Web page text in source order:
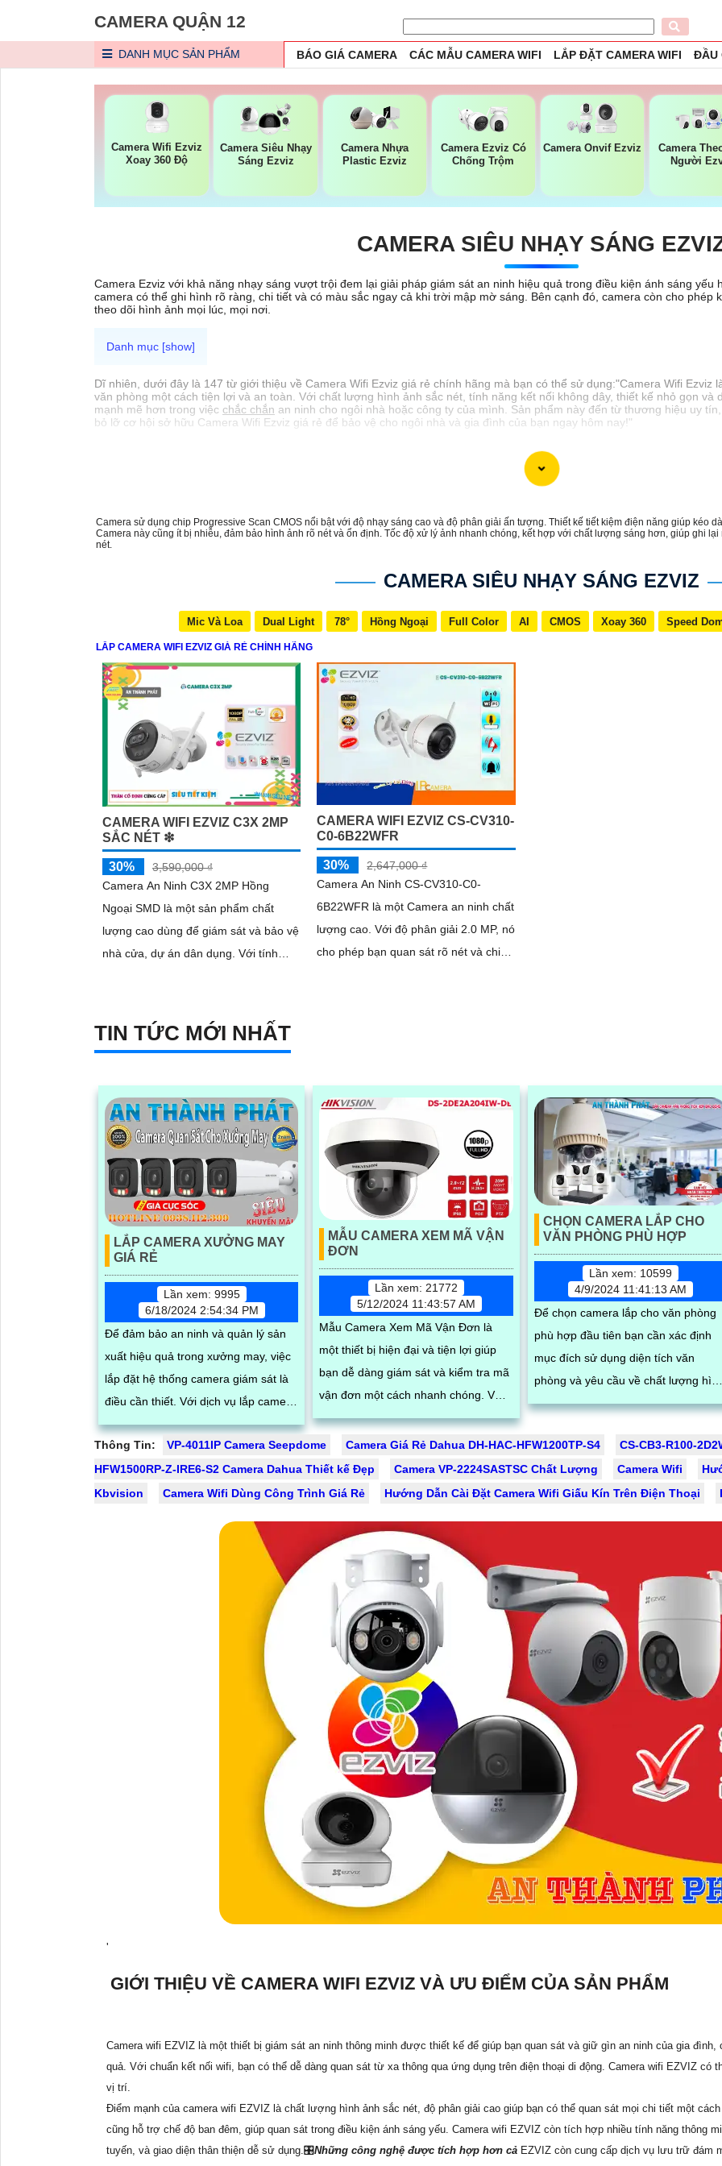
CAMERA QUẬN 12
DANH MỤC SẢN PHẨM BÁO GIÁ CAMERA CÁC MẪU CAMERA WIFI LẮP ĐẶT CAMERA WIFI ĐẦU
Camera Wifi Ezviz
Xoay 360 Độ
Camera Siêu Nhạy
Sáng Ezviz
Camera Nhựa
Plastic Ezviz
Camera Ezviz Có
Chống Trộm
Camera Onvif Ezviz
Camera
Người
CAMERA SIÊU NHẠY SÁNG
Camera Ezviz với khả năng nhạy sáng vượt trội đem lại giải pháp giám sát an ninh hiệu quả trong điều kiện ánh sáng
camera có thể ghi hình rõ ràng, chi tiết và có màu sắc ngay cả khi trời mập mờ sáng. Bên cạnh đó, camera còn cho
theo dõi hình ảnh mọi lúc, mọi nơi.
Dĩ nhiên, dưới đây là 147 từ giới thiệu về Camera Wifi Ezviz giá rẻ chính hãng mà bạn có thể sử dụng:"Camera Wifi Ezviz
văn phòng một cách tiện lợi và an toàn. Với chất lượng hình ảnh sắc nét, tính năng kết nối không dây, thiết kế nhỏ gọn và
mạnh mẽ hơn trong việc chắc chắn an ninh cho ngôi nhà hoặc công ty của mình. Sản phẩm này đến từ thương hiệu uy
bỏ lỡ cơ hội sở hữu Camera Wifi Ezviz giá rẻ để bảo vệ cho ngôi nhà và gia đình của bạn ngay hôm nay!"
Camera sử dụng chip Progressive Scan CMOS nổi bật với độ nhạy sáng cao và độ phân giải ấn tượng. Thiết kế tiết kiệm điện năng giúp kéo
Camera này cũng ít bị nhiễu, đảm bảo hình ảnh rõ nét và ổn định. Tốc độ xử lý ảnh nhanh chóng, kết hợp với chất lượng sáng hơn, giúp ghi
nét.
CAMERA SIÊU NHẠY SÁNG EZVIZ
Mic Và Loa Dual Light 78° Hồng Ngoại Full Color AI CMOS Xoay 360 Speed
LẮP CAMERA WIFI EZVIZ GIÁ RẺ CHÍNH HÃNG
CAMERA WIFI EZVIZ C3X 2MP
SẮC NÉT ❇
30%
3,590,000 ₫
Camera An Ninh C3X 2MP Hồng
Ngoại SMD là một sản phẩm chất
lượng cao dùng để giám sát và bảo vệ
nhà cửa, dự án dân dụng. Với tính
ngay cả trong điều kiện ánh sáng yếu
CAMERA WIFI EZVIZ CS-CV310-
C0-6B22WFR
30%
2,647,000 ₫
Camera An Ninh CS-CV310-C0-
6B22WFR là một Camera an ninh chất
lượng cao. Với độ phân giải 2.0 MP, nó
cho phép bạn quan sát rõ nét và chi
TIN TỨC MỚI NHẤT
LẮP CAMERA XƯỞNG MAY
GIÁ RẺ
Lần xem: 9995
6/18/2024 2:54:34 PM
Để đảm bảo an ninh và quản lý sản
xuất hiệu quả trong xưởng may, việc
lắp đặt hệ thống camera giám sát là
điều cần thiết. Với dịch vụ lắp camera
xưởng may giá rẻ của chúng tôi,...
MẪU CAMERA XEM MÃ VẬN
ĐƠN
Lần xem: 21772
5/12/2024 11:43:57 AM
Mẫu Camera Xem Mã Vận Đơn là
một thiết bị hiện đại và tiện lợi giúp
bạn dễ dàng giám sát và kiểm tra mã
vận đơn một cách nhanh chóng. Với
chất lượng hình ảnh sắc nét và khả
năng...
CHỌN CAMERA LẮP CHO
VĂN PHÒNG PHÙ HỢP
Lần xem: 10599
4/9/2024 11:41:13 AM
Để chọn camera lắp cho văn phòng
phù hợp đầu tiên bạn cần xác định
mục đích sử dụng diện tích văn
phòng và yêu cầu về chất lượng
ảnh thiết kế camera đạt tính mỹ
Thông Tin:
VP-4011IP Camera Seepdome Camera Giá Rẻ Dahua DH-HAC-HFW1200TP-S4
CS-CB3-R100-
HFW1500RP-Z-IRE6-S2 Camera Dahua Thiết kế Đẹp
Camera VP-2224SASTSC Chất Lượng Camera Wifi
Kbvision
Camera Wifi Dùng Công Trình Giá Rẻ Hướng Dẫn Cài Đặt Camera Wifi Giấu Kín Trên Điện Thoại
'
GIỚI THIỆU VỀ CAMERA WIFI EZVIZ VÀ ƯU ĐIỂM CỦA SẢN PHẨM
Camera wifi EZVIZ là một thiết bị giám sát an ninh thông minh được thiết kế để giúp bạn quan sát và giữ gìn an ninh của gia
quả. Với chuẩn kết nối wifi, bạn có thể dễ dàng quan sát từ xa thông qua ứng dụng trên điện thoại di động. Camera wifi EZVIZ có
vị trí.
Điểm mạnh của camera wifi EZVIZ là chất lượng hình ảnh sắc nét, độ phân giải cao giúp bạn có thể quan sát mọi chi tiết một
cũng hỗ trợ chế độ ban đêm, giúp quan sát trong điều kiện ánh sáng yếu. Camera wifi EZVIZ còn tích hợp nhiều tính năng thông
tuyến, và giao diện thân thiện dễ sử dụng.🎛Những công nghệ được tích hợp hơn cả EZVIZ còn cung cấp dịch vụ lưu trữ đám